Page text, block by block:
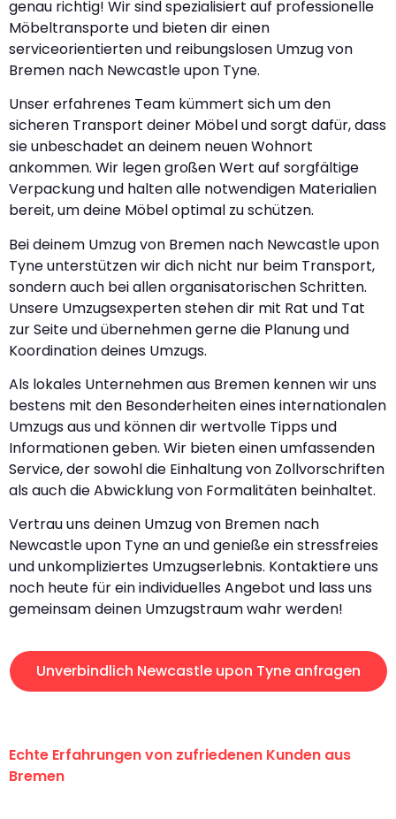
genau richtig! Wir sind spezialisiert auf professionelle
Möbeltransporte und bieten dir einen
serviceorientierten und reibungslosen Umzug von
Bremen nach Newcastle upon Tyne.
Unser erfahrenes Team kümmert sich um den
sicheren Transport deiner Möbel und sorgt dafür, dass
sie unbeschadet an deinem neuen Wohnort
ankommen. Wir legen großen Wert auf sorgfältige
Verpackung und halten alle notwendigen Materialien
bereit, um deine Möbel optimal zu schützen.
Bei deinem Umzug von Bremen nach Newcastle upon
Tyne unterstützen wir dich nicht nur beim Transport,
sondern auch bei allen organisatorischen Schritten.
Unsere Umzugsexperten stehen dir mit Rat und Tat
zur Seite und übernehmen gerne die Planung und
Koordination deines Umzugs.
Als lokales Unternehmen aus Bremen kennen wir uns
bestens mit den Besonderheiten eines internationalen
Umzugs aus und können dir wertvolle Tipps und
Informationen geben. Wir bieten einen umfassenden
Service, der sowohl die Einhaltung von Zollvorschriften
als auch die Abwicklung von Formalitäten beinhaltet.
Vertrau uns deinen Umzug von Bremen nach
Newcastle upon Tyne an und genieße ein stressfreies
und unkompliziertes Umzugserlebnis. Kontaktiere uns
noch heute für ein individuelles Angebot und lass uns
gemeinsam deinen Umzugstraum wahr werden!
Unverbindlich Newcastle upon Tyne anfragen
Echte Erfahrungen von zufriedenen Kunden aus
Bremen